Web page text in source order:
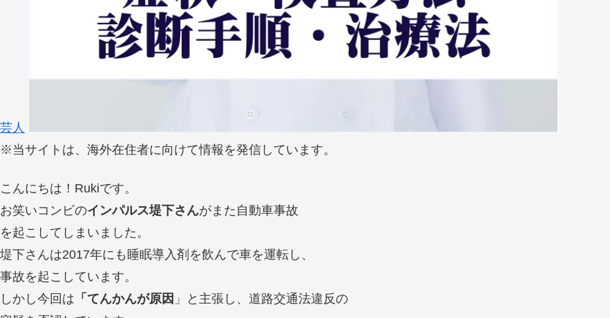
芸人
※当サイトは、海外在住者に向けて情報を発信しています。
こんにちは！Rukiです。
お笑いコンビのインパルス堤下さんがまた自動車事故
を起こしてしまいました。
堤下さんは2017年にも睡眠導入剤を飲んで車を運転し、
事故を起こしています。
しかし今回は 「てんかんが原因 」と主張し、道路交通法違反の